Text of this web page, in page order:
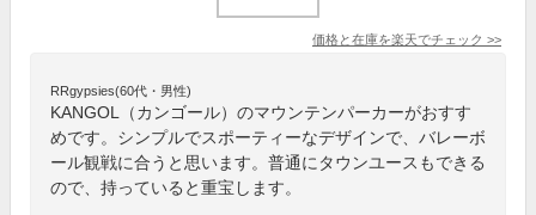
価格と在庫を楽天でチェック >>
RRgypsies(60代・男性)
KANGOL（カンゴール）のマウンテンパーカーがおすす
めです。シンプルでスポーティーなデザインで、バレーボ
ール観戦に合うと思います。普通にタウンユースもできる
ので、持っていると重宝します。